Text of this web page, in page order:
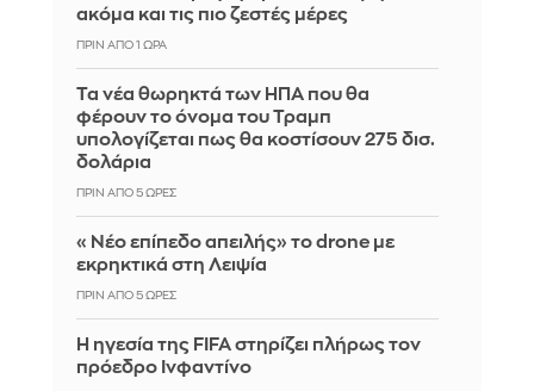
ακόμα και τις πιο ζεστές μέρες
ΠΡΙΝ ΑΠΌ 1 ΏΡΑ
Τα νέα θωρηκτά των ΗΠΑ που θα
φέρουν το όνομα του Τραμπ
υπολογίζεται πως θα κοστίσουν 275 δισ.
δολάρια
ΠΡΙΝ ΑΠΌ 5 ΏΡΕΣ
«Νέο επίπεδο απειλής» το drone με
εκρηκτικά στη Λειψία
ΠΡΙΝ ΑΠΌ 5 ΏΡΕΣ
Η ηγεσία της FIFA στηρίζει πλήρως τον
πρόεδρο Ινφαντίνο